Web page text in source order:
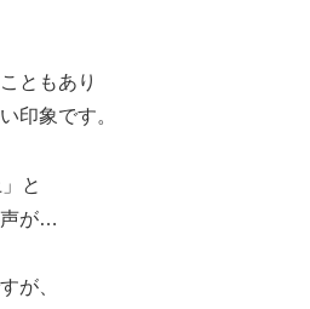
ともあり
印象です。
と
声が…
が、